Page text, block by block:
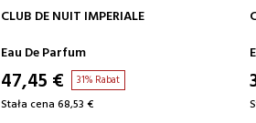
DODAJ DO KOSZYKA
CLUB DE NUIT IMPERIALE
Eau De Parfum
47,45 € 31% Rabat
Stała cena 68,53 €